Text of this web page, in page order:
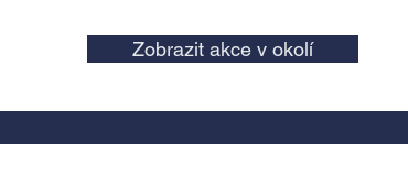
Zobrazit akce v okolí